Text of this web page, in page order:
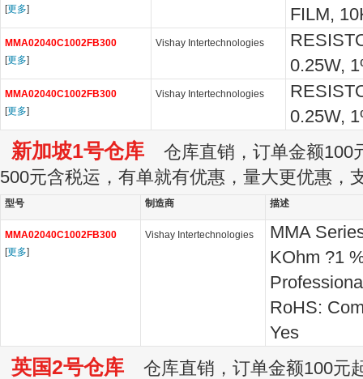
[更多]
FILM,
MMA02040C1002FB300
[更多]
Vishay Intertechnologies
0.25W,
MMA02040C1002FB300
[更多]
Vishay Intertechnologies
0.25W,
新加坡1号仓库 仓库直销，订单金额100
500元含税运，有单就有优惠，量大更优惠，
型号 制造商 描述
MMA02040C1002FB300
[更多]
Vishay Intertechnologies
MMA
KOhm ?1
RoHS:
Yes
英国2号仓库 仓库直销，订单金额100元